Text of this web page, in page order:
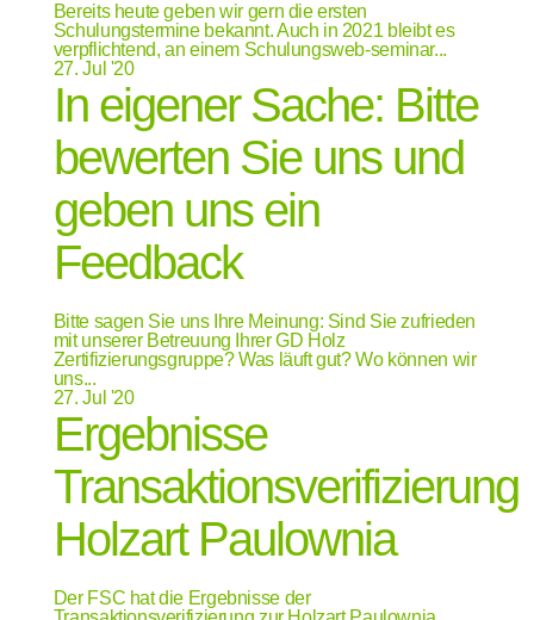
Bereits heute geben wir gern die ersten
Schulungstermine bekannt. Auch in 2021 bleibt es
verpflichtend, an einem Schulungsweb-seminar...
27.Jul '20
In eigener Sache: Bitte
bewerten Sie uns und
geben uns ein
Feedback
Bitte sagen Sie uns Ihre Meinung: Sind Sie zufrieden
mit unserer Betreuung Ihrer GD Holz
Zertifizierungsgruppe? Was läuft gut? Wo können wir
uns...
27.Jul '20
Ergebnisse
Transaktionsverifizierung
Holzart Paulownia
Der FSC hat die Ergebnisse der